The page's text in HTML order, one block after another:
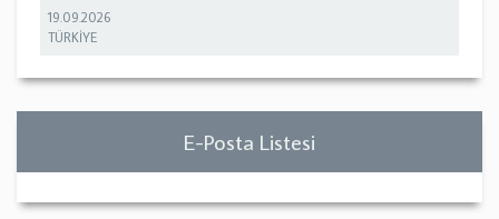
19.09.2026
TÜRKİYE
E-Posta Listesi